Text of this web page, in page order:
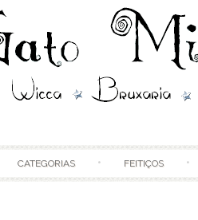
CATEGORIAS FEITIÇOS